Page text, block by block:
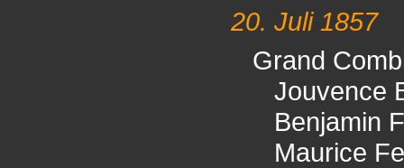
20. Juli 1857
Grand
Jouvence
Benjamin
Maurice